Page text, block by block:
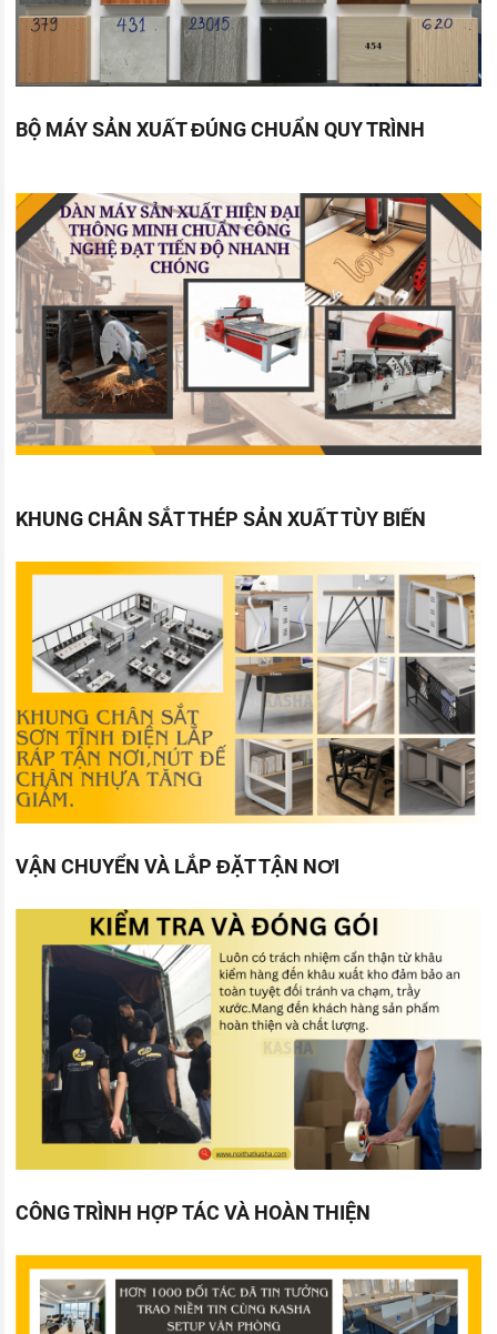
BỘ MÁY SẢN XUẤT ĐÚNG CHUẨN QUY TRÌNH
KHUNG CHÂN SẮT THÉP SẢN XUẤT TÙY BIẾN
VẬN CHUYỂN VÀ LẮP ĐẶT TẬN NƠI
CÔNG TRÌNH HỢP TÁC VÀ HOÀN THIỆN